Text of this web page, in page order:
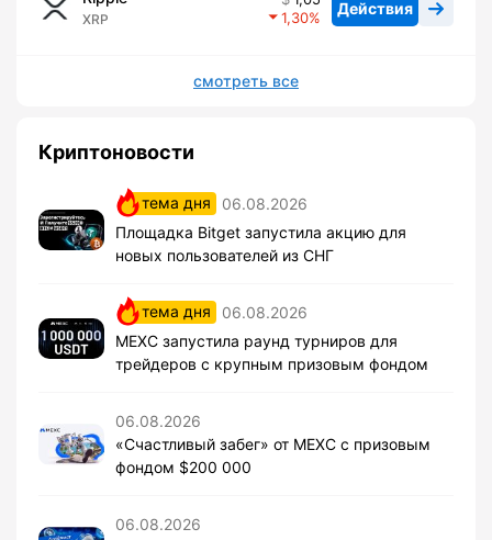
XRP
1,30
Действия
смотреть все
Криптоновости
тема дня
06.08.2026
Площадка Bitget запустила акцию для
новых пользователей из СНГ
тема дня
06.08.2026
MEXC запустила раунд турниров для
трейдеров с крупным призовым фондом
06.08.2026
«Счастливый забег» от MEXC с призовым
фондом $200 000
06.08.2026